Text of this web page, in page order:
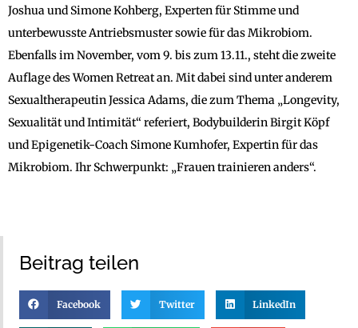
Joshua und Simone Kohberg, Experten für Stimme und
unterbewusste Antriebsmuster sowie für das Mikrobiom.
Ebenfalls im November, vom 9. bis zum 13.11., steht die zweite
Auflage des Women Retreat an. Mit dabei sind unter anderem
Sexualtherapeutin Jessica Adams, die zum Thema „Longevity,
Sexualität und Intimität“ referiert, Bodybuilderin Birgit Köpf
und Epigenetik-Coach Simone Kumhofer, Expertin für das
Mikrobiom. Ihr Schwerpunkt: „Frauen trainieren anders“. ­
Beitrag teilen
Facebook Twitter LinkedIn